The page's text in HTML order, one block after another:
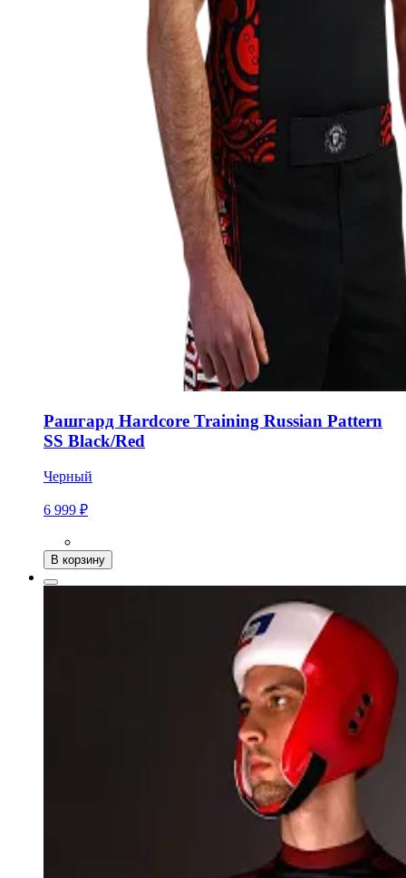
Рашгард Hardcore Training Russian Pattern
SS Black/Red
Черный
6 999 ₽
В корзину